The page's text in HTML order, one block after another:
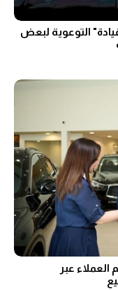
التوعوية لبعض
عبر